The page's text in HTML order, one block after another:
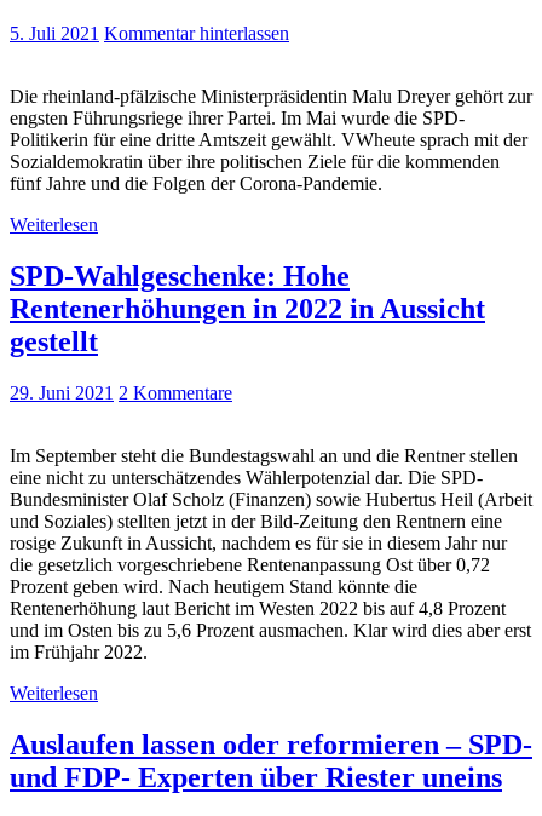
5. Juli 2021 Kommentar hinterlassen
Die rheinland-pfälzische Ministerpräsidentin Malu Dreyer gehört zur
engsten Führungsriege ihrer Partei. Im Mai wurde die SPD-
Politikerin für eine dritte Amtszeit gewählt. VWheute sprach mit der
Sozialdemokratin über ihre politischen Ziele für die kommenden
fünf Jahre und die Folgen der Corona-Pandemie.
Weiterlesen
SPD-Wahlgeschenke: Hohe
Rentenerhöhungen in 2022 in Aussicht
gestellt
29. Juni 2021 2 Kommentare
Im September steht die Bundestagswahl an und die Rentner stellen
eine nicht zu unterschätzendes Wählerpotenzial dar. Die SPD-
Bundesminister Olaf Scholz (Finanzen) sowie Hubertus Heil (Arbeit
und Soziales) stellten jetzt in der Bild-Zeitung den Rentnern eine
rosige Zukunft in Aussicht, nachdem es für sie in diesem Jahr nur
die gesetzlich vorgeschriebene Rentenanpassung Ost über 0,72
Prozent geben wird. Nach heutigem Stand könnte die
Rentenerhöhung laut Bericht im Westen 2022 bis auf 4,8 Prozent
und im Osten bis zu 5,6 Prozent ausmachen. Klar wird dies aber erst
im Frühjahr 2022.
Weiterlesen
Auslaufen lassen oder reformieren – SPD-
und FDP- Experten über Riester uneins